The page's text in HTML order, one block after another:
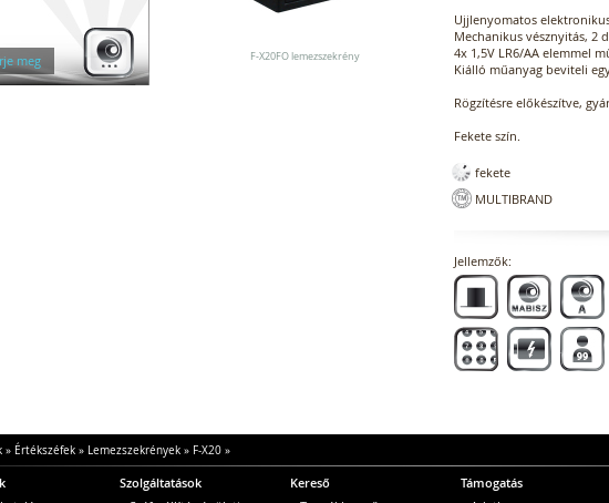
meg F-X20FO lemezszekrény
Ujjlenyomatos
Mechanikus vésznyitás, 2
4x 1,5V LR6/AA elemmel
Kiálló műanyag beviteli
Rögzítésre előkészítve,
Fekete szín.
fekete
MULTIBRAND
Jellemzők:
» Értékszéfek» Lemezszekrények» F-X20»
Szolgáltatások
Kereső
Támogatás